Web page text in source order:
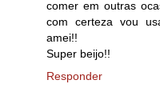
comer em outras
com certeza vou
amei!!
Super beijo!!
Responder